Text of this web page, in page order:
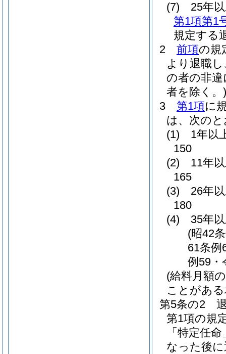
(7)
25年
第1項第1
規定する
2
前項の規
より退職
の者の非
者を除く。)
3
第1項に
は、次の
(1)
1年以
150
(2)
11年
165
(3)
26年
180
(4)
35年
(昭42
61条例
例59・
(給料月額
ことがあ
第5条の2
第1項の規
「特定任
なった後